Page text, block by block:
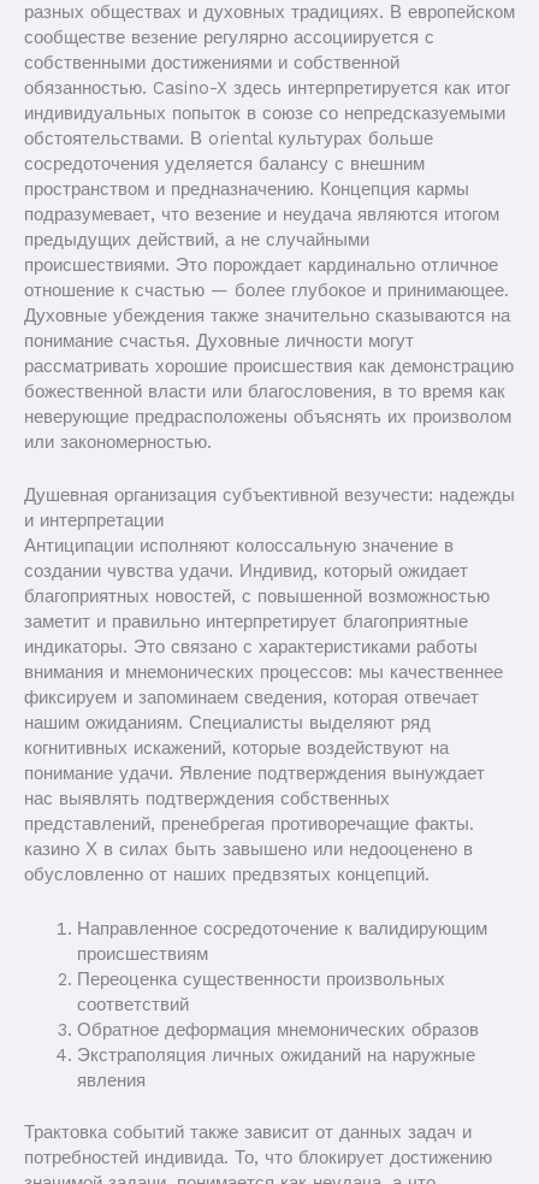
разных обществах и духовных традициях. В европейском
сообществе везение регулярно ассоциируется с
собственными достижениями и собственной
обязанностью. Casino-X здесь интерпретируется как итог
индивидуальных попыток в союзе со непредсказуемыми
обстоятельствами. В oriental культурах больше
сосредоточения уделяется балансу с внешним
пространством и предназначению. Концепция кармы
подразумевает, что везение и неудача являются итогом
предыдущих действий, а не случайными
происшествиями. Это порождает кардинально отличное
отношение к счастью — более глубокое и принимающее.
Духовные убеждения также значительно сказываются на
понимание счастья. Духовные личности могут
рассматривать хорошие происшествия как демонстрацию
божественной власти или благословения, в то время как
неверующие предрасположены объяснять их произволом
или закономерностью.
Душевная организация субъективной везучести: надежды
и интерпретации
Антиципации исполняют колоссальную значение в
создании чувства удачи. Индивид, который ожидает
благоприятных новостей, с повышенной возможностью
заметит и правильно интерпретирует благоприятные
индикаторы. Это связано с характеристиками работы
внимания и мнемонических процессов: мы качественнее
фиксируем и запоминаем сведения, которая отвечает
нашим ожиданиям. Специалисты выделяют ряд
когнитивных искажений, которые воздействуют на
понимание удачи. Явление подтверждения вынуждает
нас выявлять подтверждения собственных
представлений, пренебрегая противоречащие факты.
казино Х в силах быть завышено или недооценено в
обусловленно от наших предвзятых концепций.
Направленное сосредоточение к валидирующим
происшествиям
Переоценка существенности произвольных
соответствий
Обратное деформация мнемонических образов
Экстраполяция личных ожиданий на наружные
явления
Трактовка событий также зависит от данных задач и
потребностей индивида. То, что блокирует достижению